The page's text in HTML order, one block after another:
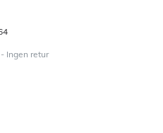
Ingen retur